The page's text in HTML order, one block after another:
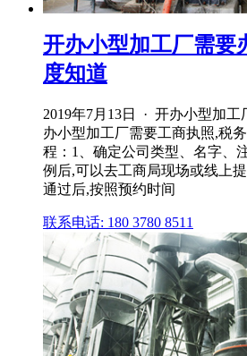
开办小型加工厂需要
度知道
2019年7月13日 · 开办小型加
办小型加工厂需要工商执照,税
程：1、确定公司类型、名字、
例后,可以去工商局现场或线上
通过后,按照预约时间
联系电话: 180 3780 8511